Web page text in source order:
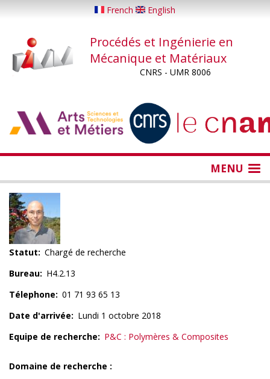
principal
French English
Procédés et Ingénierie en
Mécanique et Matériaux
CNRS - UMR 8006
MENU
Statut
Chargé de recherche
Bureau
H4.2.13
Télephone
01 71 93 65 13
Date d'arrivée
Lundi 1 octobre 2018
Equipe de recherche
P&C : Polymères & Composites
Domaine de recherche :